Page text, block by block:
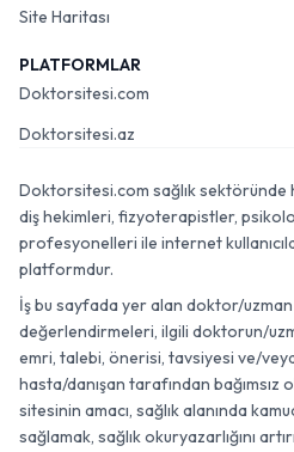
Site Haritası
PLATFORMLAR
Doktorsitesi.com
Doktorsitesi.az
Doktorsitesi.com sağlık sektöründe
diş hekimleri, fizyoterapistler,
profesyonelleri ile internet
platformdur.
İş bu sayfada yer alan doktor/uzman
değerlendirmeleri, ilgili doktorun/
emri, talebi, önerisi, tavsiyesi ve/veya
hasta/danışan tarafından bağımsız
sitesinin amacı, sağlık alanında
sağlamak, sağlık okuryazarlığını